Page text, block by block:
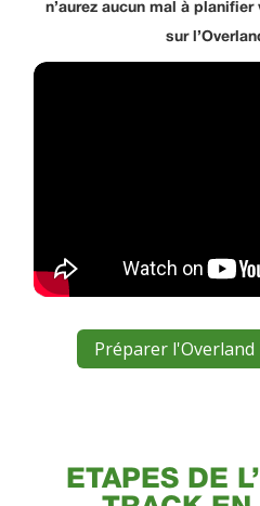
n’aurez aucun mal à
sur
Préparer
ETAPES DE